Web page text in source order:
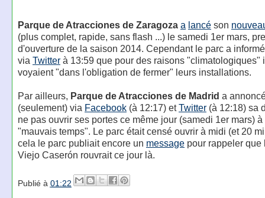
Parque de Atracciones de Zaragoza a lancéson
(plus complet, rapide, sans flash ...) le samedi 1er mars,
d'ouverture de la saison 2014. Cependant le parc a
via Twitterà 13:59 que pour des raisons "climatologiques"
voyaient "dans l'obligation de fermer" leurs installations.
Par ailleurs, Parque de Atracciones de Madrid a
(seulement) via Facebook(à 12:17) etTwitter(à 12:18) sa
ne pas ouvrir ses portes ce même jour (samedi 1er mars)
"mauvais temps". Le parc était censé ouvrir à midi (et 20
cela le parc publiait encore un messagepour rappeler que
Viejo Caserón rouvrait ce jour là.
Publié à 01:22